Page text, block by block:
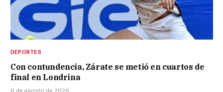
DEPORTES
Con contundencia, Zárate se metió en cuartos de
final en Londrina
6 de agosto de 2026